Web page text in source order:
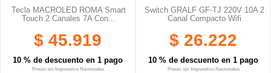
Tecla MACROLED ROMA Smart
Touch 2 Canales 7A Con...
$ 45.919
10 % de descuento en 1 pago
Precio sin Impuestos Nacionales
Switch GRALF GF-TJ 220V 10A 2
Canal Compacto Wifi
$ 26.222
10 % de descuento en 1 pago
Precio sin Impuestos Nacionales